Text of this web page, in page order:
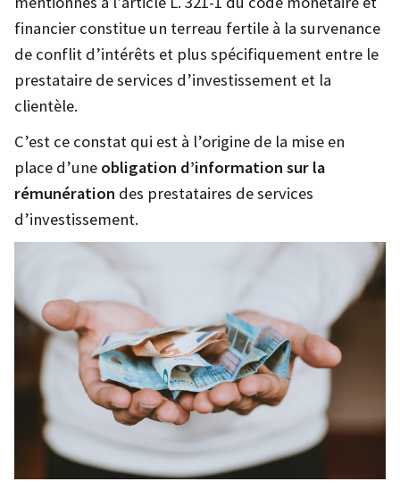
financier constitue un terreau fertile à la survenance
de conflit d’intérêts et plus spécifiquement entre le
prestataire de services d’investissement et la
clientèle.
C’est ce constat qui est à l’origine de la mise en
place d’une obligation d’information sur la
rémunération des prestataires de services
d’investissement.